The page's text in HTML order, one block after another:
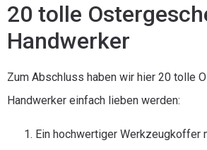
20 tolle
Handwerker
Zum Abschluss haben wir hier 20 tolle
Handwerker einfach lieben werden:
Ein hochwertiger Werkzeugkoffer